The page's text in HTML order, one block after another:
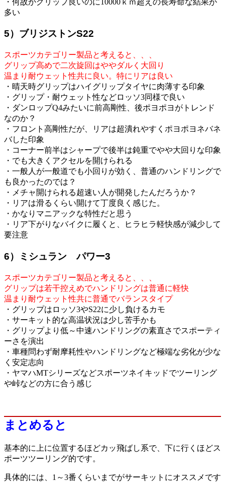
多い
5）ブリジストンS22
スポーツカテゴリー製品と考えると、、、
グリップ高めで二次旋回はややダルく大回り
温まり耐ウェット性共に良い。特にリアは良い
・晴天時グリップはハイグリップタイヤに肉薄する印象
・グリップ・耐ウェット性などロッソ3同様で良い
・ダンロップQ4みたいに前高剛性、後ポヨポヨがトレンド
なのか？
・フロント高剛性だが、リアは超潰れやすくポヨポヨネバネ
バした印象
・コーナー前半はシャープで後半は鈍重でやや大回りな印象
・でも大きくアクセルを開けられる
・一般人が一般道でも小回りが効く、普通のハンドリングで
も良かったのでは？
・メチャ開けられる超速い人が開発したんだろうか？
・リアは滑るくらい開けて丁度良く感じた。
・かなりマニアックな特性だと思う
・リア下がりなバイクに履くと、ヒラヒラ軽快感が減少して
要注意
6）ミシュラン パワー3
スポーツカテゴリー製品と考えると、、、
グリップは若干控えめでハンドリングは普通に軽快
温まり耐ウェット性共に普通でバランスタイプ
・グリップはロッソ3やS22に少し負けるカモ
・サーキット的な高温状況は少し苦手かも
・グリップより低～中速ハンドリングの素直さでスポーティ
ーさを演出
・車種問わず耐摩耗性やハンドリングなど極端な劣化が少な
く安定志向
・ヤマハMTシリーズなどスポーツネイキッドでツーリング
や峠などの方に合う感じ
まとめると
基本的に上に位置するほどカッ飛ばし系で、下に行くほどス
ポーツツーリング的です。
具体的には、1～3番くらいまでがサーキットにオススメです